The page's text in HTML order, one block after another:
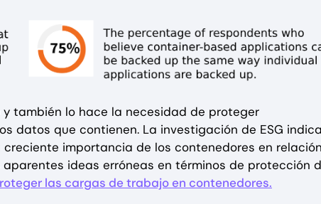
también lo hace la necesidad de proteger
datos que contienen. La investigación de ESG
importancia de los contenedores en
ideas erróneas en términos de protección
las cargas de trabajo en contenedores.